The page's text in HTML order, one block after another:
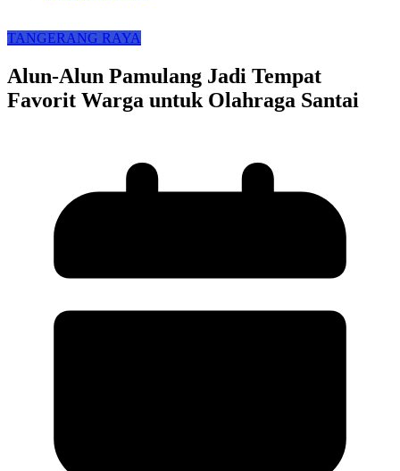
TANGERANG RAYA
Alun-Alun Pamulang Jadi Tempat
Favorit Warga untuk Olahraga Santai